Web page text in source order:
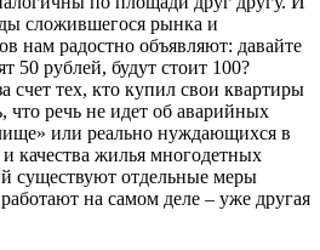
сложившегося рынка и
нам радостно объявляют: давайте
50 рублей, будут стоит 100?
счет тех, кто купил свои квартиры
что речь не идет об аварийных
или реально нуждающихся в
качества жилья многодетных
существуют отдельные меры
на самом деле – уже другая